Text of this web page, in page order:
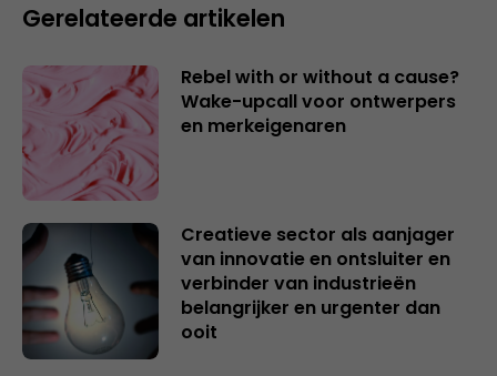
Gerelateerde artikelen
Rebel with or without a cause?
Wake-upcall voor ontwerpers
en merkeigenaren
Creatieve sector als aanjager
van innovatie en ontsluiter en
verbinder van industrieën
belangrijker en urgenter dan
ooit